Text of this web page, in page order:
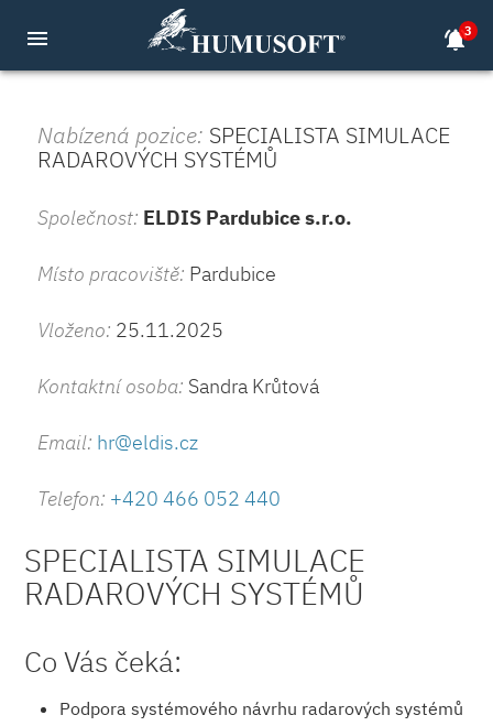
menu notifications_active3
Nabízená pozice: SPECIALISTA SIMULACE
RADAROVÝCH SYSTÉMŮ
Společnost: ELDIS Pardubice s.r.o.
Místo pracoviště: Pardubice
Vloženo: 25.11.2025
Kontaktní osoba: Sandra Krůtová
Email: hr@eldis.cz
Telefon: +420 466 052 440
SPECIALISTA SIMULACE
RADAROVÝCH SYSTÉMŮ
Co Vás čeká:
Podpora systémového návrhu radarových systémů